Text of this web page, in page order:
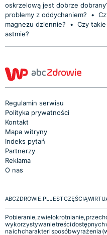
oskrzelową jest dobrze
problemy z oddychaniem?
•
magnezu dziennie?
• Czy
astmie?
Regulamin serwisu
Polityka prywatności
Kontakt
Mapa witryny
Indeks pytań
Partnerzy
Reklama
O nas
ABCZDROWIE.PL JEST CZĘŚCIĄ
Pobieranie, zwielokrotnianie,
wykorzystywanie treści dostępnych
na ich charakter i sposób wyrażenia